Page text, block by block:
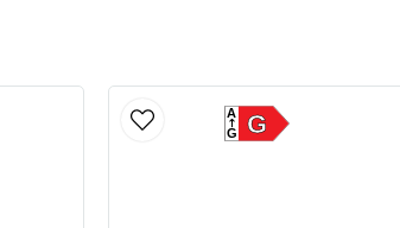
G
A
G